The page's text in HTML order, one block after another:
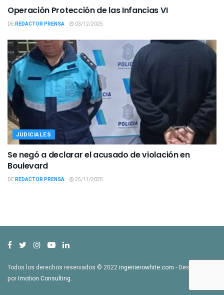
Operación Protección de las Infancias VI
DEREDACTOR PRENSA 03/12/2025
JUDICIALES
Se negó a declarar el acusado de violación en
Boulevard
DEREDACTOR PRENSA 25/11/2025
Todos los derechos reservados © 2022ingenierowhite.com - Desarrollado
porImotion Consulting.